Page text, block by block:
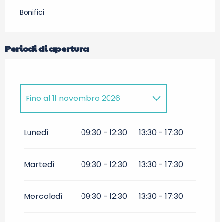
Bonifici
Periodi di apertura
marzo 2026
Fino al11 novembre 2026
novembre 2027
Lunedì 09:30 - 12:30 13:30 - 17:30
Martedì 09:30 - 12:30 13:30 - 17:30
Mercoledì 09:30 - 12:30 13:30 - 17:30